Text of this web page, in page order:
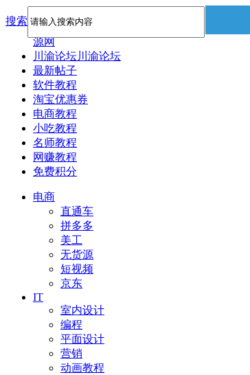
搜索
源网
川渝论坛川渝论坛
最新帖子
软件教程
淘宝优惠券
电商教程
小吃教程
名师教程
网赚教程
免费积分
电商
直通车
拼多多
美工
无货源
短视频
京东
IT
室内设计
编程
平面设计
营销
动画教程